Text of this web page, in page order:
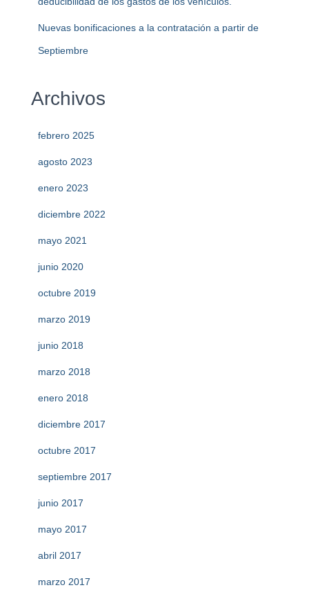
Nuevas bonificaciones a la contratación a partir de
Septiembre
Archivos
febrero 2025
agosto 2023
enero 2023
diciembre 2022
mayo 2021
junio 2020
octubre 2019
marzo 2019
junio 2018
marzo 2018
enero 2018
diciembre 2017
octubre 2017
septiembre 2017
junio 2017
mayo 2017
abril 2017
marzo 2017